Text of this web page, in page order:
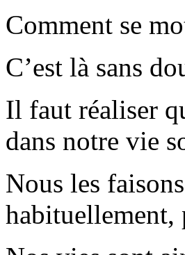
Comment se
C’est là sans
Il faut réaliser
dans notre vie
Nous les
habituellement,